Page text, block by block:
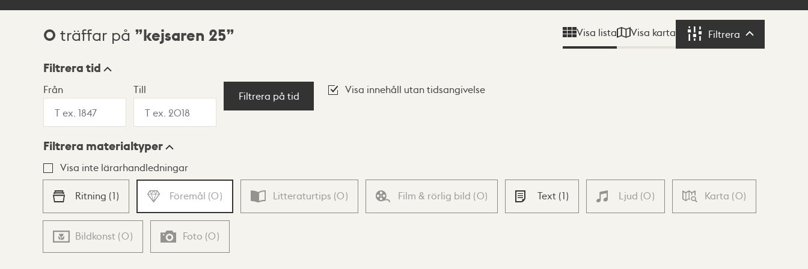
Sökresultat
0 träffar på kejsaren 25 Visa lista Visa karta Filtrera Filtrera
Visningsläge
Lista Karta
Filtrera tid
Från Till
Filtrera på tid
Visa innehåll utan tidsangivelse
Filtrera materialtyper
Visa inte lärarhandledningar
Ritning (1) Föremål (0) Litteraturtips (0) Film & rörlig bild (0) Text (1) Ljud (0) Karta (0)
Bildkonst (0) Foto (0)